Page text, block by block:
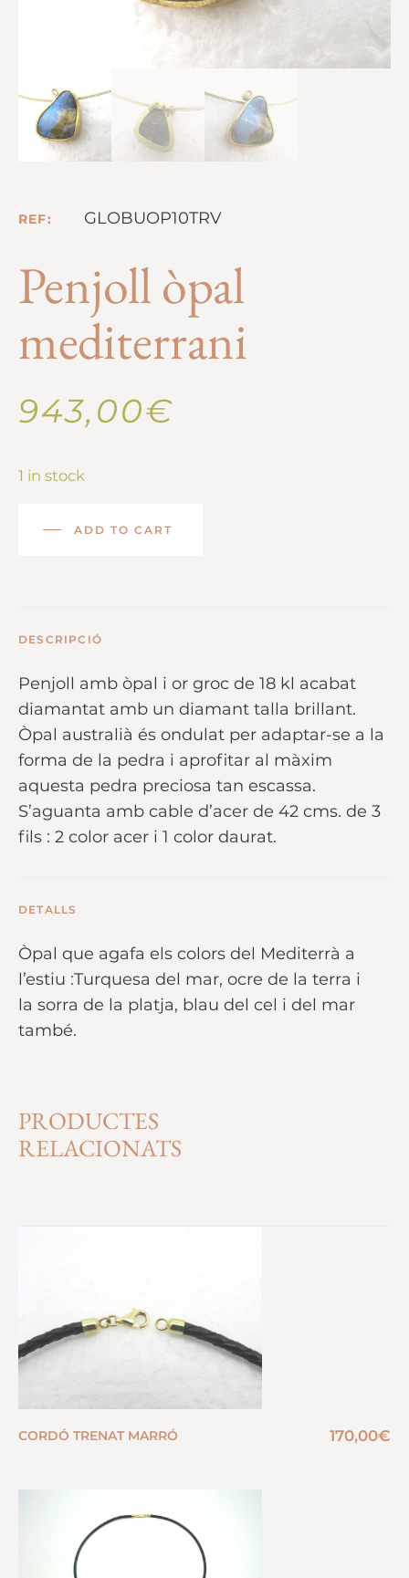
REF: GLOBUOP10TRV
Penjoll òpal
mediterrani
943,00€
1 in stock
ADD TO CART
DESCRIPCIÓ
Penjoll amb òpal i or groc de 18 kl acabat
diamantat amb un diamant talla brillant.
Òpal australià és ondulat per adaptar-se a la
forma de la pedra i aprofitar al màxim
aquesta pedra preciosa tan escassa.
S’aguanta amb cable d’acer de 42 cms. de 3
fils : 2 color acer i 1 color daurat.
DETALLS
Òpal que agafa els colors del Mediterrà a
l’estiu :Turquesa del mar, ocre de la terra i
la sorra de la platja, blau del cel i del mar
també.
PRODUCTES
RELACIONATS
CORDÓ TRENAT MARRÓ 170,00€